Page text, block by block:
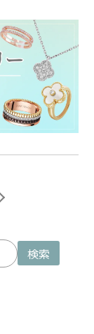
検索